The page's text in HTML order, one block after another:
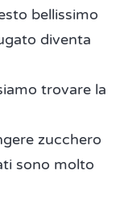
bellissimo
diventa
trovare la
zucchero
sono molto